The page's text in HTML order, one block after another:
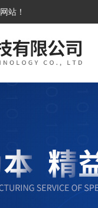
网站！